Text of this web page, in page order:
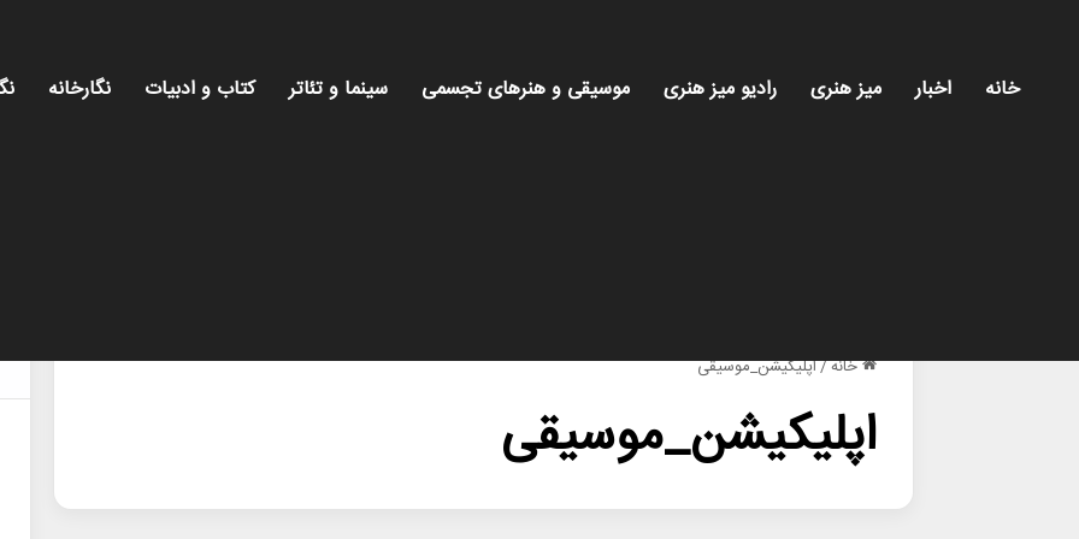
خانه اخبار میز هنری رادیو میز هنری موسیقی و هنرهای تجسمی سینما و تئاتر کتاب و ادبیات نگارخانه
خانه/اپلیکیشن_موسیقی
اپلیکیشن_موسیقی